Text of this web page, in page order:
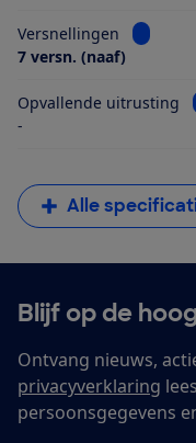
Versnellingen
Bekijk
7 versn. (naaf)
Opvallende uitrusting
-
Alle
Blijf op de
Ontvang nieuws,
privacyverklaring
persoonsgegevens